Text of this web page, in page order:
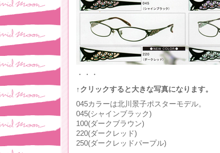
・・・
↑クリックすると大きな写真になります。
045カラーは北川景子ポスターモデル。
045(シャインブラック)
100(ダークブラウン)
220(ダークレッド)
250(ダークレッドパープル)